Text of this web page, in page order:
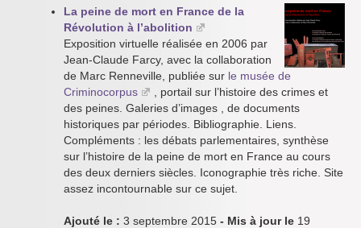
La peine de mort en France de la
Révolution à l’abolition
Exposition virtuelle réalisée en 2006 par
Jean-Claude Farcy, avec la collaboration
de Marc Renneville, publiée sur le musée de
Criminocorpus
, portail sur l’histoire des crimes et
des peines. Galeries d’images , de documents
historiques par périodes. Bibliographie. Liens.
Compléments : les débats parlementaires, synthèse
sur l’histoire de la peine de mort en France au cours
des deux derniers siècles. Iconographie très riche. Site
assez incontournable sur ce sujet.
Ajouté le : 3 septembre 2015 - Mis à jour le 19